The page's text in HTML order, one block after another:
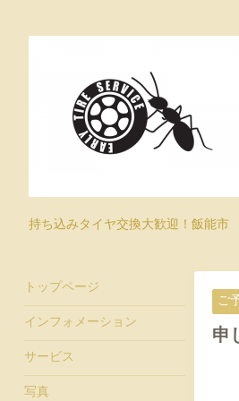
持ち込みタイヤ交換大歓迎！飯能
ご
申
トップページ
インフォメーション
サービス
写真